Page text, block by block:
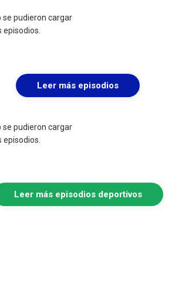
se pudieron cargar
episodios.
Leer más episodios
se pudieron cargar
episodios.
Leer más episodios deportivos